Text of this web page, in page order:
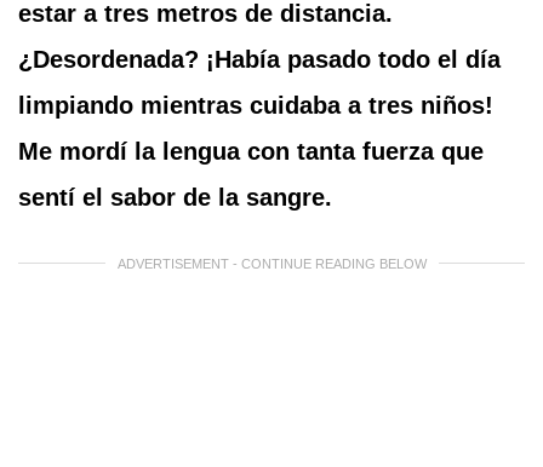
estar a tres metros de distancia.
¿Desordenada? ¡Había pasado todo el día
limpiando mientras cuidaba a tres niños!
Me mordí la lengua con tanta fuerza que
sentí el sabor de la sangre.
ADVERTISEMENT - CONTINUE READING BELOW